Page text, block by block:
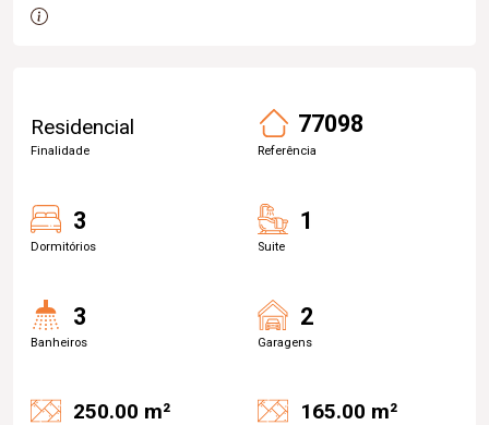
Residencial
Finalidade
77098
Referência
3
Dormitórios
1
Suite
3
Banheiros
2
Garagens
250.00 m² 165.00 m²